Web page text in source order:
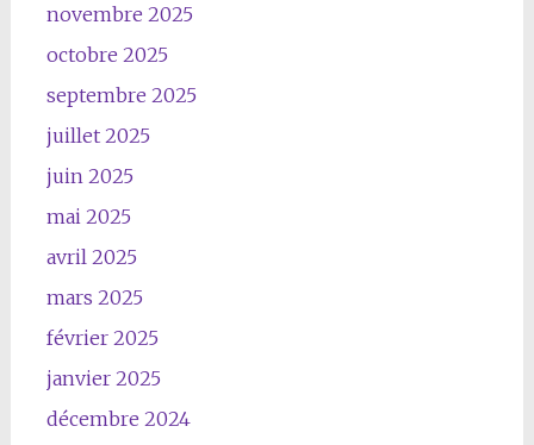
novembre 2025
octobre 2025
septembre 2025
juillet 2025
juin 2025
mai 2025
avril 2025
mars 2025
février 2025
janvier 2025
décembre 2024